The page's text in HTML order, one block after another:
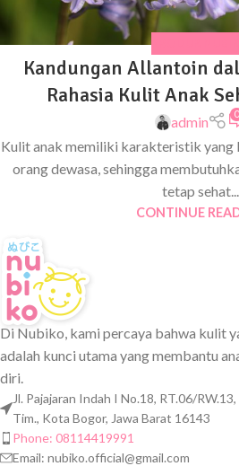
Kandungan Allantoin
Rahasia Kulit Anak
admin 0
Kulit anak memiliki karakteristik yang
orang dewasa, sehingga
tetap sehat...
CONTINUE
Di Nubiko, kami percaya bahwa kulit
adalah kunci utama yang membantu
diri.
Jl. Pajajaran Indah I No.18, RT.06/
Tim., Kota Bogor, Jawa Barat 16143
Phone: 08114419991
Email: nubiko.official@gmail.com